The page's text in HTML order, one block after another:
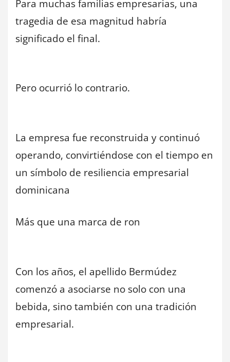
Para muchas familias empresarias, una
tragedia de esa magnitud habría
significado el final.
Pero ocurrió lo contrario.
La empresa fue reconstruida y continuó
operando, convirtiéndose con el tiempo en
un símbolo de resiliencia empresarial
dominicana
Más que una marca de ron
Con los años, el apellido Bermúdez
comenzó a asociarse no solo con una
bebida, sino también con una tradición
empresarial.